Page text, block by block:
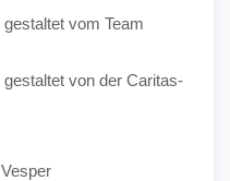
vom Team
gestaltet von der Caritas-